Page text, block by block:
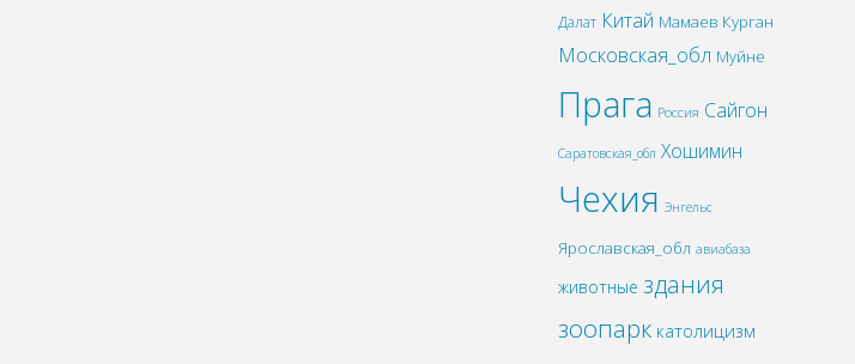
Далат Китай Мамаев Курган
Московская_обл Муйне
Прага Россия Сайгон
Саратовская_обл Хошимин
Чехия Энгельс
Ярославская_обл авиабаза
животные здания
зоопарк католицизм